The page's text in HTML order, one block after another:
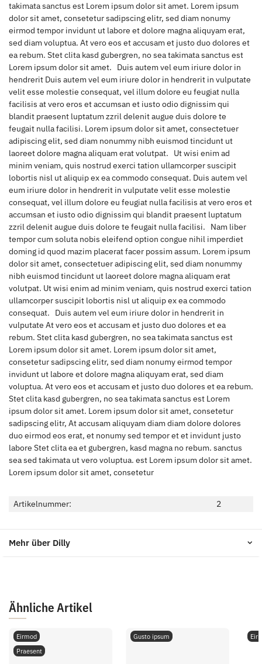
takimata sanctus est Lorem ipsum dolor sit amet. Lorem ipsum
dolor sit amet, consetetur sadipscing elitr, sed diam nonumy
eirmod tempor invidunt ut labore et dolore magna aliquyam erat,
sed diam voluptua. At vero eos et accusam et justo duo dolores et
ea rebum. Stet clita kasd gubergren, no sea takimata sanctus est
Lorem ipsum dolor sit amet. Duis autem vel eum iriure dolor in
hendrerit Duis autem vel eum iriure dolor in hendrerit in vulputate
velit esse molestie consequat, vel illum dolore eu feugiat nulla
facilisis at vero eros et accumsan et iusto odio dignissim qui
blandit praesent luptatum zzril delenit augue duis dolore te
feugait nulla facilisi. Lorem ipsum dolor sit amet, consectetuer
adipiscing elit, sed diam nonummy nibh euismod tincidunt ut
laoreet dolore magna aliquam erat volutpat. Ut wisi enim ad
minim veniam, quis nostrud exerci tation ullamcorper suscipit
lobortis nisl ut aliquip ex ea commodo consequat. Duis autem vel
eum iriure dolor in hendrerit in vulputate velit esse molestie
consequat, vel illum dolore eu feugiat nulla facilisis at vero eros et
accumsan et iusto odio dignissim qui blandit praesent luptatum
zzril delenit augue duis dolore te feugait nulla facilisi. Nam liber
tempor cum soluta nobis eleifend option congue nihil imperdiet
doming id quod mazim placerat facer possim assum. Lorem ipsum
dolor sit amet, consectetuer adipiscing elit, sed diam nonummy
nibh euismod tincidunt ut laoreet dolore magna aliquam erat
volutpat. Ut wisi enim ad minim veniam, quis nostrud exerci tation
ullamcorper suscipit lobortis nisl ut aliquip ex ea commodo
consequat. Duis autem vel eum iriure dolor in hendrerit in
vulputate At vero eos et accusam et justo duo dolores et ea
rebum. Stet clita kasd gubergren, no sea takimata sanctus est
Lorem ipsum dolor sit amet. Lorem ipsum dolor sit amet,
consetetur sadipscing elitr, sed diam nonumy eirmod tempor
invidunt ut labore et dolore magna aliquyam erat, sed diam
voluptua. At vero eos et accusam et justo duo dolores et ea rebum.
Stet clita kasd gubergren, no sea takimata sanctus est Lorem
ipsum dolor sit amet. Lorem ipsum dolor sit amet, consetetur
sadipscing elitr, At accusam aliquyam diam diam dolore dolores
duo eirmod eos erat, et nonumy sed tempor et et invidunt justo
labore Stet clita ea et gubergren, kasd magna no rebum. sanctus
sea sed takimata ut vero voluptua. est Lorem ipsum dolor sit amet.
Lorem ipsum dolor sit amet, consetetur
Artikelnummer: 2
Mehr über Dilly
Ähnliche Artikel
Eirmod
Praesent
Gusto ipsum